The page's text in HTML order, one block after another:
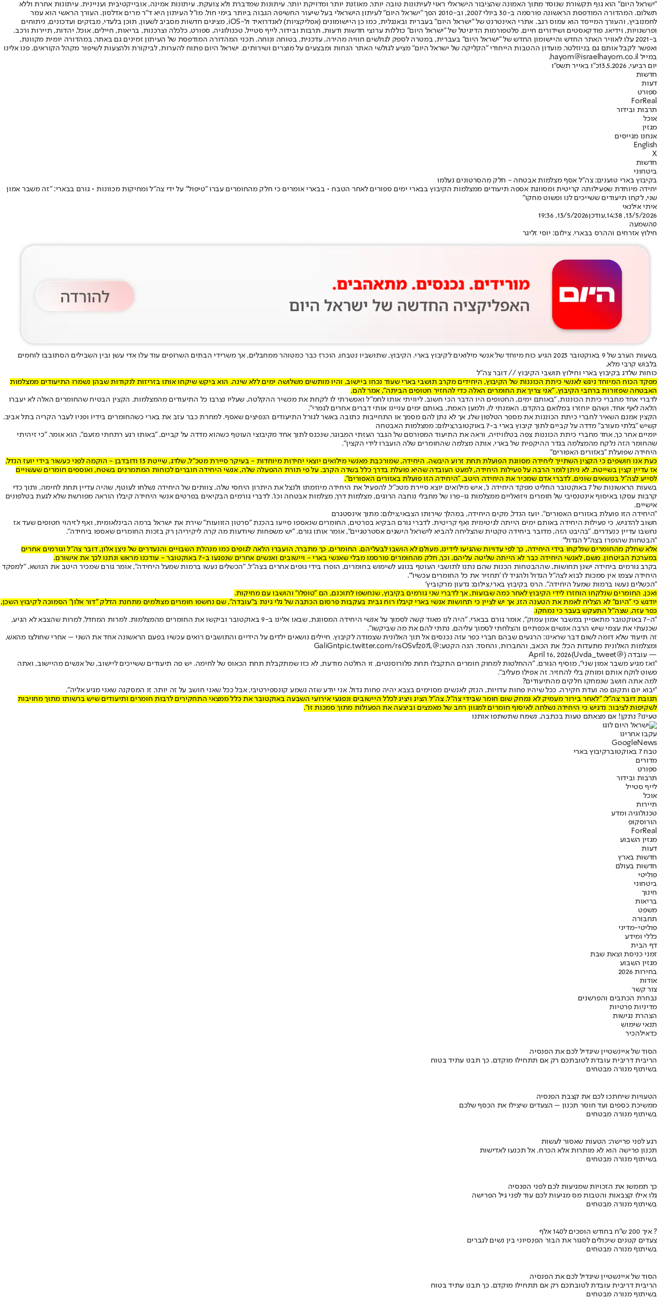
"ישראל היום" הוא גוף תקשורת שנוסד מתוך האמונה שהציבור הישראלי ראוי לעיתונות טובה יותר, מאוזנת יותר ומדויקת יותר. עיתונות שמדברת ולא צועקת. עיתונות אמינה, אובייקטיבית ועניינית. עיתונות אחרת וללא
תשלום. המהדורה המודפסת הראשונה פורסמה ב-30 ביולי 2007, וב-2010 הפך "ישראל היום" לעיתון הישראלי בעל שיעור החשיפה הגבוה ביותר בימי חול. מו"ל העיתון היא ד"ר מרים אדלסון. העורך הראשי הוא עמר
לחמנוביץ, והעורך המייסד הוא עמוס רגב. אתרי האינטרנט של "ישראל היום" בעברית ובאנגלית, כמו כן היישומונים (אפליקציות) לאנדרואיד ול-iOS, מציגים חדשות מסביב לשעון, תוכן בלעדי, מבזקים ועדכונים, ניתוחים
ופרשנויות, וידיאו, פודקאסטים ושידורים חיים. פלטפורמות הדיגיטל של "ישראל היום" כוללות ערוצי חדשות ודעות, תרבות ובידור, לייף סטייל, טכנולוגיה, ספורט, כלכלה וצרכנות, בריאות, חיילים, אוכל, יהדות, תיירות ורכב.
ב-2021 עלו לאוויר האתר החדש והיישומון החדש של "ישראל היום" בעברית, במטרה לספק לגולשים חוויה מהירה, עדכנית, בטוחה ונוחה. תכני המהדורה המודפסת של העיתון זמינים גם באתר, במהדורה יומית מקוונת,
ואפשר לקבל אותם גם בניוזלטר. מועדון ההטבות הייחודי "הקליקה של ישראל היום" מציע לגולשי האתר הנחות ומבצעים על מוצרים ושירותים. ישראל היום פתוח להערות, לביקורת ולהצעות לשיפור מקהל הקוראים. פנו אלינו
במייל hayom@israelhayom.co.il.
יום רביעי, 13.5.2026
כ"ו באייר תשפ"ו
חדשות
דעות
ספורט
ForReal
תרבות ובידור
אוכל
מגזין
אנחנו מגייסים
English
X
חדשות
ביטחוני
בקיבוץ בארי טוענים: צה״ל אסף מצלמות אבטחה - חלק מהסרטונים נעלמו
יחידה מיוחדת שפעילותה קריטית ומסווגת אספה תיעודים ממצלמות הקיבוץ בבארי ימים ספורים לאחר הטבח • בבארי אומרים כי חלק מהחומרים עברו "טיפול" על ידי צה״ל ומחיקות מכוונות • גורם בבארי: "זה משבר אמון
שני, לקחו תיעודים ששייכים לנו ופשוט מחקו"
איתי אילנאי
13/5/2026, 14:38
,עודכן13/5/2026, 19:36
0השמעה
חילוץ אזרחים וההרס בבארי. צילום: יוסי זליגר
בשעות הערב של 9 באוקטובר 2023 הגיע כוח מיוחד של אנשי מילואים לקיבוץ בארי. הקיבוץ, שתושביו נטבחו, הוכרז כבר כמטוהר ממחבלים, אך משרידי הבתים השרופים עוד עלו אדי עשן ובין השבילים הסתובבו לוחמים
בלבוש קרבי מלא.
כוחות שלדג בקיבוץ בארי וחילוץ תושבי הקיבוץ // דובר צה"ל
מפקד הכוח המיוחד ניגש לאנשי כיתת הכוננות של הקיבוץ, היחידים מקרב תושבי בארי שעוד נכחו ביישוב, והיו מותשים משלושה ימים ללא שינה. הוא ביקש שיקחו אותו בזריזות לנקודות שבהן נשמרו התיעודים ממצלמות
האבטחה שפזורות ברחבי הקיבוץ. "אני צריך את החומרים האלה כדי להחזיר חטופים הביתה", אמר להם.
לדברי אחד מחברי כיתת הכוננות, "באותם ימים, החטופים היו הדבר הכי חשוב. ליוויתי אותו לחמ"ל ואפשרתי לו לקחת את מכשיר ההקלטה, שעליו נצרבו כל התיעודים מהמצלמות. הקצין הבטיח שהחומרים האלה לא יעברו
הלאה לאף אחד, ושהם יוחזרו במלואם בהקדם. האמנתי לו, ולמען האמת, באותם ימים עניינו אותי דברים אחרים לגמרי".
הקצין אמנם השאיר לחברי כיתת הכוננות את מספר הטלפון שלו, אך לא נתן להם מסמך או התחייבות כתובה באשר לגורל התיעודים הנפיצים שאסף. למחרת כבר עזב את בארי כשהחומרים בידיו ופניו לעבר הקריה בתל אביב.
קשיש "בלתי מעורב" מדדה על קביים לתוך קיבוץ בארי ב-7 באוקטובר,צילום: ממצלמות האבטחה
יומיים אחר כך, אחד מחברי כיתת הכוננות צפה בטלוויזיה, וראה את התיעוד המפורסם של הגבר העזתי המבוגר, שנכנס לתוך אחד מקיבוצי העוטף כשהוא מדדה על קביים. "באותו רגע רתחתי מזעם", הוא אומר. "כי זיהיתי
שהחומר הזה נלקח מהמצלמה בגדר ההיקפית של בארי, אותה מצלמה שהחומרים שלה הועברו לידי הקצין".
היחידה שפועלת "באזורים האפורים"
כעת אנו חושפים כי הקצין השתייך ליחידה מסווגת הפועלת תחת זרוע היבשה. היחידה, שמורכבת מאנשי מילואים יוצאי יחידות מיוחדות - בעיקר סיירת מטכ"ל, שלדג, שייטת 13 ודובדבן - הוקמה לפני כעשור בידי יועז הנדל,
אז עדיין קצין בשייטת. לא ניתן לומר הרבה על פעילות היחידה, למעט העובדה שהיא פועלת בדרך כלל בשדה הקרב. על פי תורת ההפעלה שלה, אנשי היחידה חוברים לכוחות המתמרנים בשטח, ואוספים חומרים שעשויים
לסייע לצה"ל בנושאים שונים. לדברי אדם שמכיר את היחידה היטב, "היחידה הזו פועלת באזורים האפורים".
בשעות הראשונות של 7 באוקטובר החליט מפקד היחידה נ', איש מילואים יוצא סיירת מטכ"ל, להפעיל את היחידה מיוזמתו ולנצל את היתרון היחסי שלה. צוותים של היחידה נשלחו לעוטף, שהיה עדיין תחת לחימה, ותוך כדי
קרבות עסקו באיסוף אינטנסיבי של חומרים ויזואליים ממצלמות גו-פרו של מחבלי נוחבה הרוגים, מצלמות דרך, מצלמות אבטחה וכו'. לדברי גורמים הבקיאים בפרטים אנשי היחידה קיבלו הוראה מפורשת שלא לגעת בטלפונים
אישיים.
"היחידה הזו פועלת באזורים האפורים". יועז הנדל, מקים היחידה, במהלך שירותו הצבאי,צילום: מתוך אינסטגרם
חשוב להדגיש, כי פעילות היחידה באותם ימים הייתה לגיטימית ואף קריטית. לדברי גורם הבקיא בפרטים, החומרים שנאספו סייעו בהכנת "סרטון הזוועות" שירת את ישראל ברמה הבינלאומית, ואף לזיהוי חטופים שעד אז
נחשבו עדיין כנעדרים. "בהיבט הזה, מדובר ביחידה טקטית שהצליחה להביא לישראל הישגים אסטרטגיים", אומר אותו גורם. "יש משפחות שיודעות מה קרה ליקיריהן רק בזכות החומרים שאספו ביחידה".
"הבטחות שהופרו בצה"ל הגדול"
אלא שחלק מהחומרים שנלקחו בידי היחידה, כך לפי עדויות שהגיעו לידינו, מעולם לא הושבו לבעליהם. החומרים, כך מתברר, הועברו הלאה לגופים כמו מנהלת השבויים והנעדרים של ניצן אלון, דובר צה"ל וגורמים אחרים
במערכת הביטחון. משם, לאנשי היחידה כבר לא הייתה שליטה עליהם. וכך, חלק מהחומרים פורסמו מבלי שאנשי בארי - ויישובים ואנשים אחרים שנפגעו ב-7 באוקטובר - עודכנו מראש ונתנו לכך את אישורם.
בקרב גורמים ביחידה ישנן תחושות, שההבטחות הכנות שהם נתנו לתושבי העוטף בנוגע לשימוש בחומרים, הופרו בידי גופים אחרים בצה"ל. "הכשלים נעשו ברמות שמעל היחידה", אומר גורם שמכיר היטב את הנושא. "למפקד
היחידה עצמו אין סמכות לבוא לצה"ל הגדול ולהגיד לו 'תחזיר את כל החומרים עכשיו'".
"הכשלים נעשו ברמות שמעל היחידה". הרס בקיבוץ בארי,צילום: גדעון מרקוביץ'
ואכן, החומרים שנלקחו הוחזרו לידי הקיבוץ לאחר כמה שבועות, אך לדברי שני גורמים בקיבוץ, שנחשפו לתוכנם, הם "טופלו" והושבו עם מחיקות.
יודגש כי "היום" לא הצליח לאמת את הטענה הזו, אך יש לציין כי תחושות אנשי בארי קיבלו רוח גבית בעקבות פרסום הכתבה של גלי גינת ב"עובדה", שם נחשפו חומרים מצולמים מתחנת הדלק "דור אלון" הסמוכה לקיבוץ השכן,
כפר עזה, שצה"ל התעקש בעבר כי נמחקו.
"ה-7 באוקטובר מתאפיין במשבר אמון עמוק", אומר גורם בבארי. "היה לנו מאוד קשה לסמוך על אנשי היחידה המסווגת, שבאו אלינו ב-9 באוקטובר וביקשו את החומרים מהמצלמות. למרות המחדל, למרות שהצבא לא הגיע,
שכנעתי את עצמי שיש הרבה אנשים אכפתיים והצלחתי לסמוך עליהם. נתתי להם את מה שביקשו".
זה תיעוד שלא דומה לשום דבר שראינו: הרגעים שבהם חברי כפר עזה נכנסים אל תוך האלונית שצמודה לקיבוץ. חיילים נושאים ילדים על הידיים והתושבים רואים עכשיו בפעם הראשונה אחד את השני – אחרי שחולצו מהאש,
ומצלמות האלונית מתעדות הכל: את הכאב, והחברות, והחסד. הנה הקטע:@GaliGnt
pic.twitter.com/r6OSvfz07L
— עובדה (@Uvda_tweet)
April 16, 2026
"ואז מגיע משבר אמון שני", מוסיף הגורם. "ההחלטות למחוק חומרים התקבלו תחת פלורוסנטים, זו החלטה מודעת, לא כזו שמתקבלת תחת הכאוס של לחימה. יש פה תיעודים ששייכים ליישוב, של אנשים מהיישוב, ואתה
פשוט לוקח אותם ומוחק בלי להחזיר. זה אפילו מעליב".
למה אתה חושב שנמחקו חלקים מהתיעודים?
"יבוא יום ותקום פה ועדת חקירה. ככל שיהיו פחות עדויות, הנזק לאנשים מסוימים בצבא יהיה פחות גדול. אני יודע שזה נשמע קונספירטיבי, אבל ככל שאני חושב על זה יותר, זו המסקנה שאני מגיע אליה".
תגובת דובר צה"ל: "לאחר בירור מעמיק לא נמחק שום חומר שבידי צה״ל. צה"ל הציג ויציג לכלל היישובים ונפגעי אירועי השבעה באוקטובר את כלל ממצאי התחקירים לרבות חומרים ותיעודים שיש ברשותו מתוך מחויבות
לשקיפות לציבור. נדגיש כי היחידה נשלחה לאיסוף חומרים למגוון רחב של מאמצים וביצעה את הפעולות מתוך סמכות זו".
טעינו? נתקן! אם מצאתם טעות בכתבה, נשמח שתשתפו אותנו
עקבו אחרינו
Googl eNews
טבח 7 באוקטובר
קיבוץ בארי
מדורים
ספורט
תרבות ובידור
לייף סטייל
אוכל
תיירות
טכנולוגיה ומדע
הורוסקופ
ForReal
מגזין השבוע
דעות
חדשות בארץ
חדשות בעולם
פוליטי
ביטחוני
חינוך
בריאות
משפט
תחבורה
פוליטי-מדיני
כללי ומידע
דף הבית
זמני כניסת וצאת שבת
מגזין השבוע
בחירות 2026
אודות
צור קשר
נבחרת הכתבים והפרשנים
מדיניות פרטיות
הצהרת נגישות
תנאי שימוש
כדאילהכיר
הסוד של איינשטיין שיגדיל לכם את הפנסיה
הריבית דריבית עובדת לטובתכם רק אם תתחילו מוקדם. כך תבנו עתיד בטוח
בשיתוף מנורה מבטחים
הטעויות שיחתכו לכם את קצבת הפנסיה
ממשיכת כספים ועד חוסר תכנון – הצעדים שיצילו את הכסף שלכם
בשיתוף מנורה מבטחים
רגע לפני פרישה: הטעות שאסור לעשות
תכנון פרישה הוא לא מותרות אלא הכרח. אל תכנעו לאדישות
בשיתוף מנורה מבטחים
כך תממשו את הזכויות שמגיעות לכם לפני הפנסיה
גלו אילו קצבאות והטבות מס מגיעות לכם עוד לפני גיל הפרישה
בשיתוף מנורה מבטחים
איך 200 ש"ח בחודש הופכים ל140 אלף ?
צעדים קטנים שיכולים לסגור את הבור הפנסיוני בין נשים לגברים
בשיתוף מנורה מבטחים
הסוד של איינשטיין שיגדיל לכם את הפנסיה
הריבית דריבית עובדת לטובתכם רק אם תתחילו מוקדם. כך תבנו עתיד בטוח
בשיתוף מנורה מבטחים